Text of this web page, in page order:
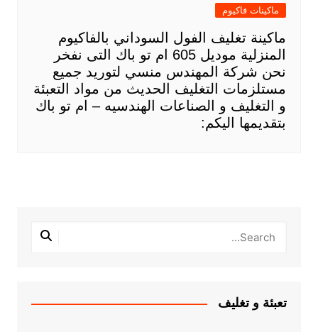
ماكينات فاكيوم
ماكينة تغليف الفول السوداني بالفاكيوم
المنزلية موديل 605 ام تو باك التى نفخر
نحن شركة المهندس منسي لتوريد جميع
مستلزمات التغليف الحديث من مواد التعبئة
و التغليف و الصناعات الهندسيه – ام تو باك
بتقديمها اليكم:
تعبئة و تغليف